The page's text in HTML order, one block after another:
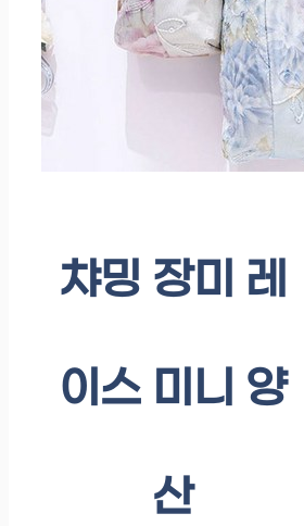
챠밍 장미 레
이스 미니 양
산